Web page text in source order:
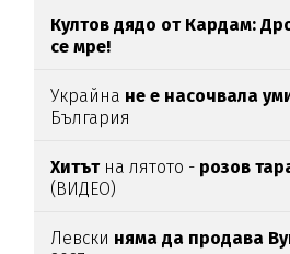
Култов дядо от Кардам:
се мре!
Украйна не е насочвала
България
Хитътна лятото - розов
(ВИДЕО)
Левски няма да продава